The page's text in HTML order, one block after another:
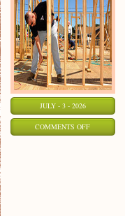
JULY - 3 - 2026
COMMENTS OFFON